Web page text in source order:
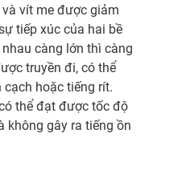
vít me được giảm
tiếp xúc của hai bề
càng lớn thì càng
truyền đi, có thể
hoặc tiếng rít.
thể đạt được tốc độ
không gây ra tiếng ồn